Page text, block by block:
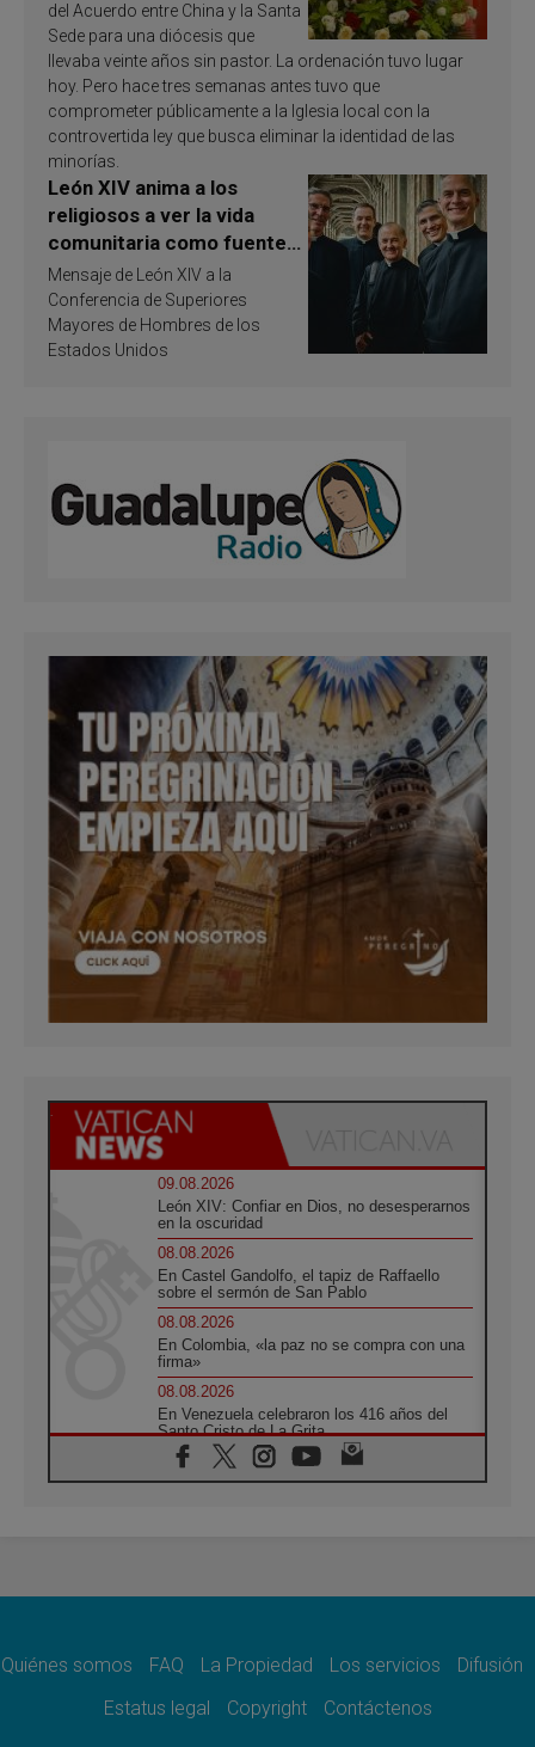
del Acuerdo entre China y la Santa
Sede para una diócesis que
llevaba veinte años sin pastor. La ordenación tuvo lugar
hoy. Pero hace tres semanas antes tuvo que
comprometer públicamente a la Iglesia local con la
controvertida ley que busca eliminar la identidad de las
minorías.
León XIV anima a los
religiosos a ver la vida
comunitaria como fuente
de inspiración y
santificación
Mensaje de León XIV a la
Conferencia de Superiores
Mayores de Hombres de los
Estados Unidos
09.08.2026
León XIV: Confiar en Dios, no desesperarnos
en la oscuridad
08.08.2026
En Castel Gandolfo, el tapiz de Raffaello
sobre el sermón de San Pablo
08.08.2026
En Colombia, «la paz no se compra con una
firma»
08.08.2026
En Venezuela celebraron los 416 años del
Santo Cristo de La Grita
08.08.2026
El Papa: en Santa Ágata contemplamos la
07.08.2026
07.08.2026
crisis olvidada
Quiénes somos FAQ La Propiedad Los servicios
Difusión
Estatus legal
Copyright Contáctenos